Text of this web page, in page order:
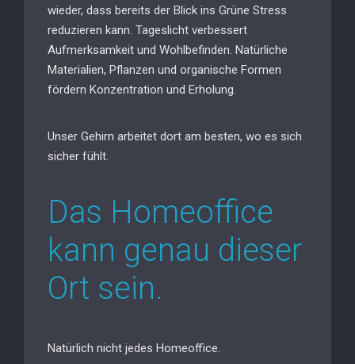
wieder, dass bereits der Blick ins Grüne Stress
reduzieren kann. Tageslicht verbessert
Aufmerksamkeit und Wohlbefinden. Natürliche
Materialien, Pflanzen und organische Formen
fördern Konzentration und Erholung.
Unser Gehirn arbeitet dort am besten, wo es sich
sicher fühlt.
Das Homeoffice
kann genau dieser
Ort sein.
Natürlich nicht jedes Homeoffice.